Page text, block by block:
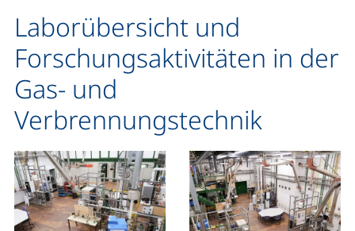
Laborübersicht und
Forschungsaktivitäten in der
Gas- und
Verbrennungstechnik